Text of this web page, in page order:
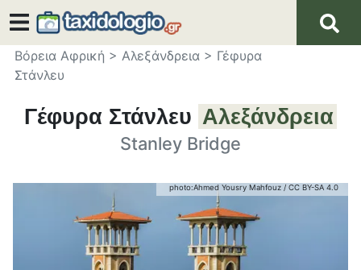
Βόρεια Αφρική > Αλεξάνδρεια > Γέφυρα
Στάνλευ
Γέφυρα Στάνλευ Αλεξάνδρεια
Stanley Bridge
photo:Ahmed Yousry Mahfouz / CC BY-SA 4.0